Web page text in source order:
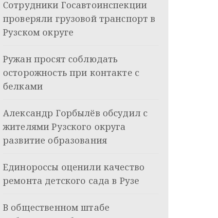
Сотрудники Госавтоинспекции
проверяли грузовой транспорт в
Рузском округе
Ружан просят соблюдать
осторожность при контакте с
белками
Александр Горбылёв обсудил с
жителями Рузского округа
развитие образования
Единороссы оценили качество
ремонта детского сада в Рузе
В общественном штабе